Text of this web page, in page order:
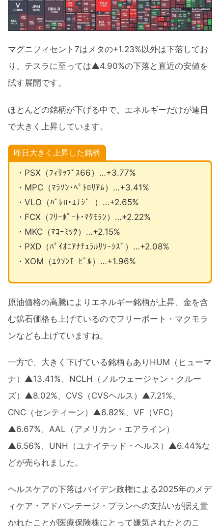
マグニフィセント7はメタの+1.23%以外は下落してお
り、テスラに至っては▲4.90%の下落と直近の安値を
試す展開です。
ほとんどの銘柄が下げる中で、エネルギーだけが連日
で大きく上昇しています。
昨日大きく上昇した銘柄
・PSX（ﾌｨﾘｯﾌﾟｽ66）…+3.77%
・MPC（ﾏﾗｿﾝ･ﾍﾟﾄﾛﾘｱﾑ）…+3.41%
・VLO（ﾊﾞﾚﾛ･ｴﾅｼﾞｰ）…+2.65%
・FCX（ﾌﾘｰﾎﾟｰﾄ･ﾏｸﾓﾗﾝ）…+2.22%
・MKC（ﾏｺｰﾐｯｸ）…+2.15%
・PXD（ﾊﾟｲｵﾆｱﾅﾁｭﾗﾙﾘｿｰｼｽﾞ）…+2.08%
・XOM（ｴｸｿﾝﾓｰﾋﾞﾙ）…+1.96%
原油価格の高騰によりエネルギー銘柄が上昇、金を含
む鉱石価格も上げているのでフリーポート・マクモラ
ンなども上げていますね。
一方で、大きく下げている銘柄もありHUM（ヒューマ
ナ）▲13.41%、NCLH（ノルウェージャン・クルー
ズ）▲8.02%、CVS（CVSヘルス）▲7.21%、
CNC（センティーン）▲6.82%、VF（VFC）
▲6.67%、AAL（アメリカン・エアライン）
▲6.56%、UNH（ユナイテッド・ヘルス）▲6.44%な
どが売られました。
ヘルスケアの下落はバイデン政権による2025年のメデ
ィケア・アドバンテージ・プランへの支払いが据え置
かれたことが医療保険株にとって嫌気されたとのこ